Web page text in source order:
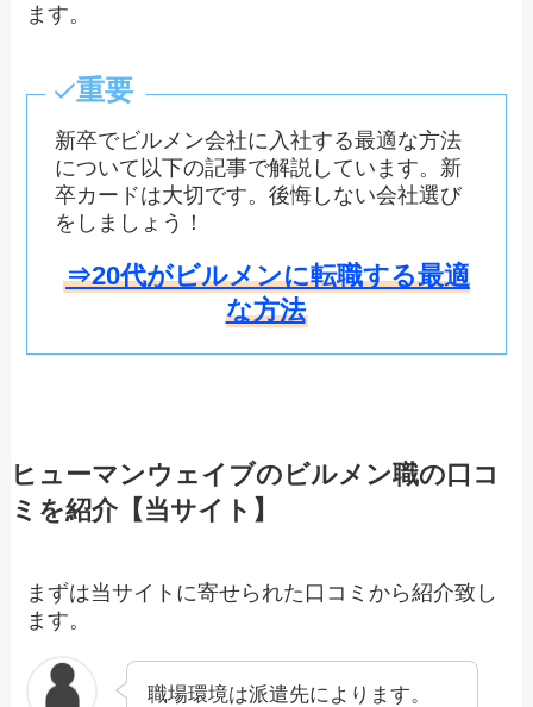
ます。
重要
新卒でビルメン会社に入社する最適な方法
について以下の記事で解説しています。新
卒カードは大切です。後悔しない会社選び
をしましょう！
⇒20代がビルメンに転職する最適
な方法
ヒューマンウェイブのビルメン職の口コ
ミを紹介【当サイト】
まずは当サイトに寄せられた口コミから紹介致し
ます。
職場環境は派遣先によります。